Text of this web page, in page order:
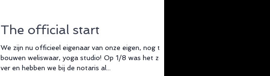
The official start
We zijn nu officieel eigenaar van onze eigen, nog te
bouwen weliswaar, yoga studio! Op 1/8 was het zo
ver en hebben we bij de notaris al...